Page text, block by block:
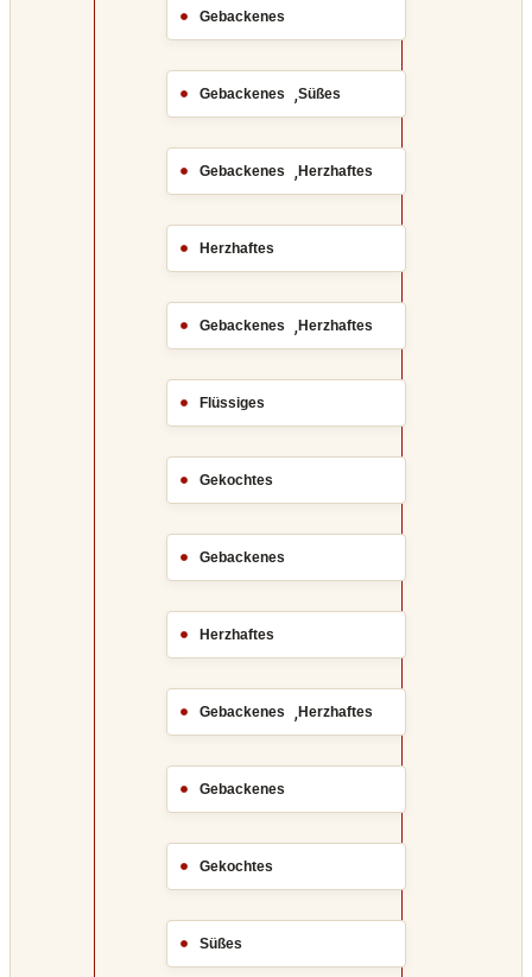
Gebackenes
Gebackenes ,Süßes
Gebackenes ,Herzhaftes
Herzhaftes
Gebackenes ,Herzhaftes
Flüssiges
Gekochtes
Gebackenes
Herzhaftes
Gebackenes ,Herzhaftes
Gebackenes
Gekochtes
Süßes